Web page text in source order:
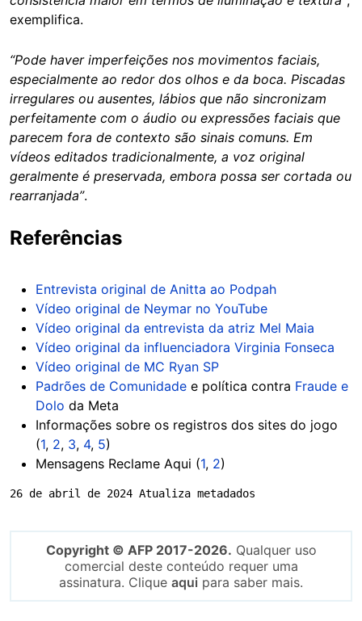
exemplifica.
“Pode haver imperfeições nos movimentos faciais,
especialmente ao redor dos olhos e da boca. Piscadas
irregulares ou ausentes, lábios que não sincronizam
perfeitamente com o áudio ou expressões faciais que
parecem fora de contexto são sinais comuns. Em
vídeos editados tradicionalmente, a voz original
geralmente é preservada, embora possa ser cortada ou
rearranjada”.
Referências
Entrevista original de Anitta ao Podpah
Vídeo original de Neymar no YouTube
Vídeo original da entrevista da atriz Mel Maia
Vídeo original da influenciadora Virginia Fonseca
Vídeo original de MC Ryan SP
Padrões de Comunidade e política contra Fraude e
Dolo da Meta
Informações sobre os registros dos sites do jogo
(1, 2, 3, 4, 5)
Mensagens Reclame Aqui (1, 2)
26 de abril de 2024 Atualiza metadados
Copyright © AFP 2017-2026. Qualquer uso
comercial deste conteúdo requer uma
assinatura. Clique aqui para saber mais.